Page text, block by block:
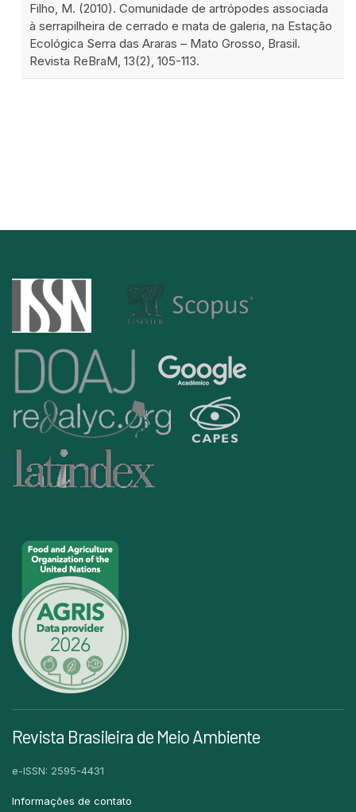
Filho, M. (2010). Comunidade de artrópodes associada
à serrapilheira de cerrado e mata de galeria, na Estação
Ecológica Serra das Araras – Mato Grosso, Brasil.
Revista ReBraM, 13(2), 105-113.
Revista Brasileira de Meio Ambiente
e-ISSN: 2595-4431
Informações de contato